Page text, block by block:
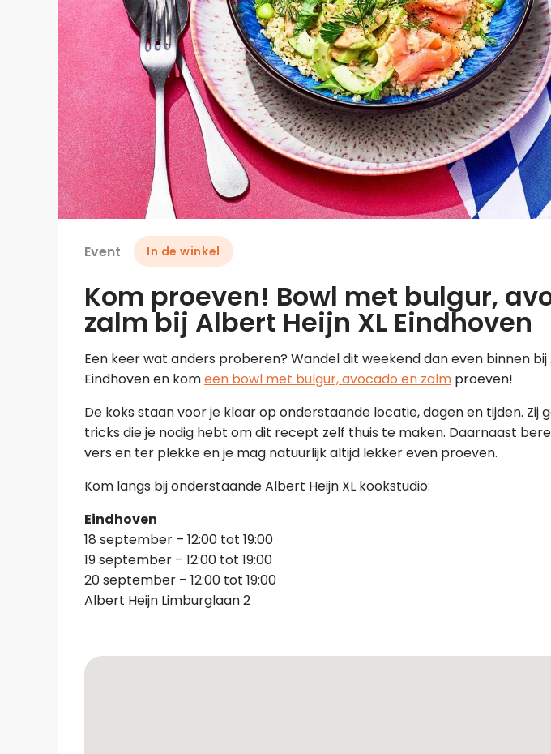
Event In de winkel
Kom proeven! Bowl met bulgur,
zalm bij Albert Heijn XL Eindhoven
Een keer wat anders proberen? Wandel dit weekend dan even binnen bij
Eindhoven en komeen bowl met bulgur, avocado en zalm proeven!
De koks staan voor je klaar op onderstaande locatie, dagen en tijden. Zij
tricks die je nodig hebt om dit recept zelf thuis te maken. Daarnaast
vers en ter plekke en je mag natuurlijk altijd lekker even proeven.
Kom langs bij onderstaande Albert Heijn XL kookstudio:
Eindhoven
18 september – 12:00 tot 19:00
19 september – 12:00 tot 19:00
20 september – 12:00 tot 19:00
Albert Heijn Limburglaan 2